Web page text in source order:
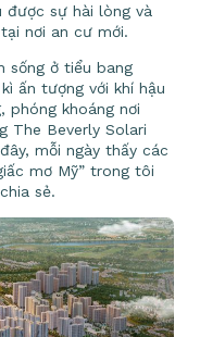
được sự hài lòng và
nơi an cư mới.
sống ở tiểu bang
ấn tượng với khí hậu
phóng khoáng nơi
The Beverly Solari
mỗi ngày thấy các
mơ Mỹ” trong tôi
sẻ.